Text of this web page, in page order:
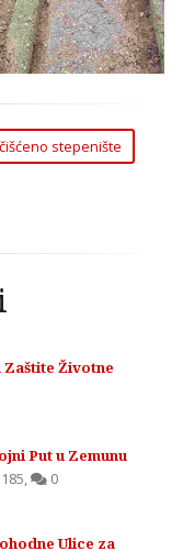
stepenište
Zaštite Životne
Put u Zemunu
, 0
Ulice za